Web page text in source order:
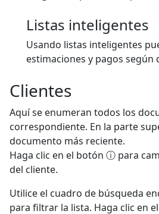
Listas inteligentes
Usando listas inteligentes
estimaciones y pagos
Clientes
Aquí se enumeran todos los
correspondiente. En la parte
documento más reciente.
Haga clic en el botón ⓘ para
del cliente.
Utilice el cuadro de búsqueda
para filtrar la lista. Haga clic en